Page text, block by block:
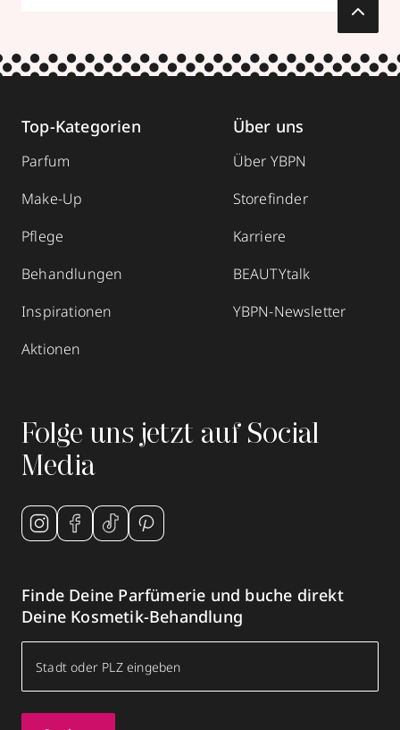
Top-Kategorien
Parfum
Make-Up
Pflege
Behandlungen
Inspirationen
Aktionen
Über uns
Über YBPN
Storefinder
Karriere
BEAUTYtalk
YBPN-Newsletter
Folge uns jetzt auf Social
Media
Finde Deine Parfümerie und buche direkt
Deine Kosmetik-Behandlung